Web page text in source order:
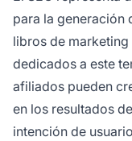
para la generación
libros de
dedicados a este
afiliados pueden
en los resultados
intención de